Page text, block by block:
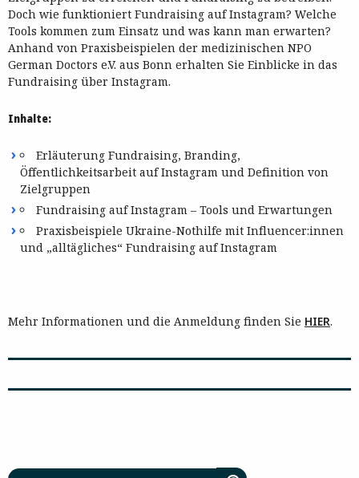
Doch wie funktioniert Fundraising auf Instagram? Welche
Tools kommen zum Einsatz und was kann man erwarten?
Anhand von Praxisbeispielen der medizinischen NPO
German Doctors e.V. aus Bonn erhalten Sie Einblicke in das
Fundraising über Instagram.
Inhalte:
Erläuterung Fundraising, Branding,
Öffentlichkeitsarbeit auf Instagram und Definition von
Zielgruppen
Fundraising auf Instagram – Tools und Erwartungen
Praxisbeispiele Ukraine-Nothilfe mit Influencer:innen
und „alltägliches“ Fundraising auf Instagram
Mehr Informationen und die Anmeldung finden Sie HIER.